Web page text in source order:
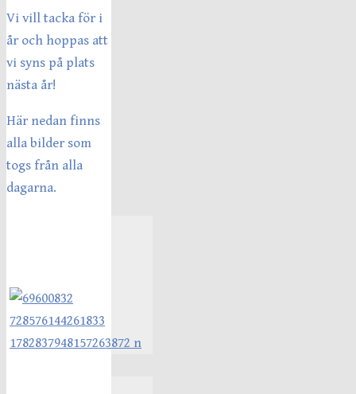
Vi vill tacka för i
år och hoppas att
vi syns på plats
nästa år!
Här nedan finns
alla bilder som
togs från alla
dagarna.